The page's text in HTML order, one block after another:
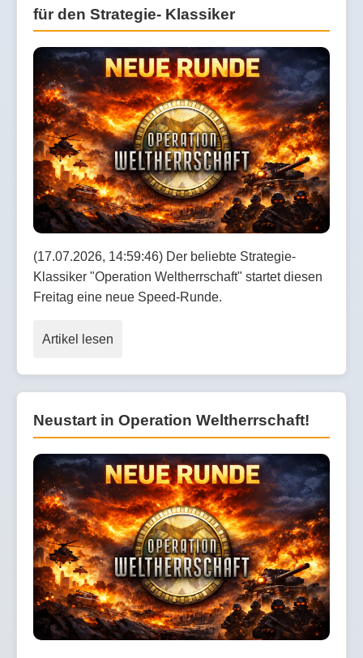
für den Strategie- Klassiker
(17.07.2026, 14:59:46) Der beliebte Strategie-
Klassiker "Operation Weltherrschaft" startet diesen
Freitag eine neue Speed-Runde.
Artikel lesen
Neustart in Operation Weltherrschaft!